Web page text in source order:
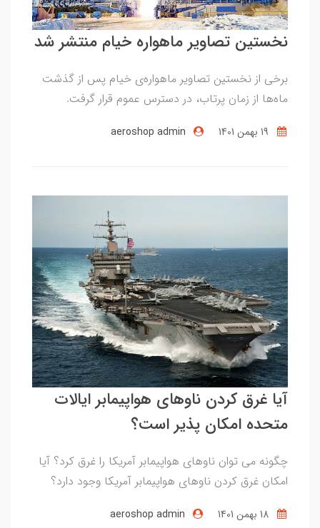
نخستین تصاویر ماهواره خیام منتشر شد
برخی از نخستین تصاویر ماهواره‌ی خیام پس از گذشت
ماه‌ها از زمان پرتاب، در دسترس عموم قرار گرفت.
aeroshop admin
آیا غرق کردن ناوهای هواپیمابر ایالات
متحده امکان پذیر است؟
چگونه می توان ناوهای هواپیمابر آمریکا را غرق کرد؟ آیا
امکان غرق کردن ناوهای هواپیمابر آمریکا وجود دارد؟
aeroshop admin